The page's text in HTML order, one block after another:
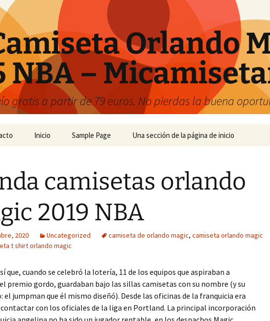
Orlando
NBA –
gratis a partir de 79 euros. No pierdas la buena
Inicio Sample Page Una sección de la página de inicio
camisetas orlando
2019 NBA
2020 Uncategorized camiseta de orlando magic, camiseta orlando magic
t shirt orlando magic
que, cuando se celebró la lotería, 11 de los equipos que aspiraban a
premio gordo, guardaban bajo las sillas camisetas con su nombre (y su
el jumpman que él mismo diseñó). Desde las oficinas de la franquicia era
con los oficiales de la liga en Portland. La principal incorporación